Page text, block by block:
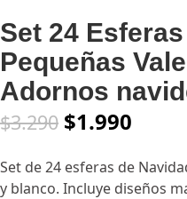
Set 24
Pequeñas
Adornos
$3.290 $1.990
Set de 24 esferas de
y blanco. Incluye diseños